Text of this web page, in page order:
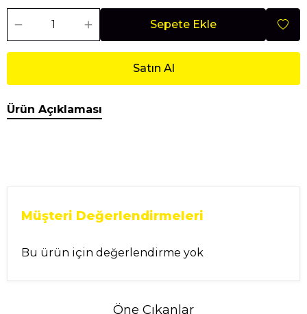
Sepete Ekle
Satın Al
Ürün Açıklaması
Müşteri Değerlendirmeleri
Bu ürün için değerlendirme yok
Öne Çıkanlar